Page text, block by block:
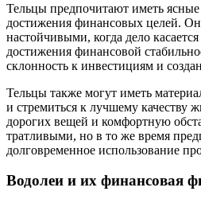
Тельцы предпочитают иметь
достижения финансовых целей.
настойчивыми, когда дело
достижения финансовой
склонность к инвестициям и
Тельцы также могут иметь
и стремиться к лучшему качеству
дорогих вещей и комфортную
тратливыми, но в то же время
долговременное использование
Водолеи и их финансовая